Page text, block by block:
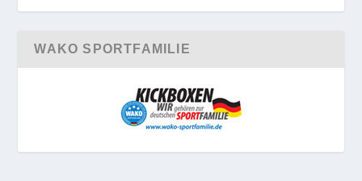
WAKO SPORTFAMILIE